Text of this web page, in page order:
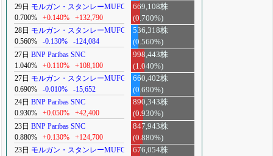
29日 モルガン・スタンレーMUFG
0.700%
+0.140% +132,790
669,108株
(0.700%)
28日 モルガン・スタンレーMUFG
0.560%
-0.130% -124,084
536,318株
(0.560%)
27日 BNP Paribas SNC
1.040%
+0.110% +108,100
998,443株
(1.040%)
27日 モルガン・スタンレーMUFG
0.690%
-0.010% -15,652
660,402株
(0.690%)
24日 BNP Paribas SNC
0.930%
+0.050% +42,400
890,343株
(0.930%)
23日 BNP Paribas SNC
0.880%
+0.130% +124,700
847,943株
(0.880%)
23日 モルガン・スタンレーMUFG
676,054株